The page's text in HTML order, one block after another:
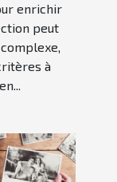
?
enrichir
peut
à